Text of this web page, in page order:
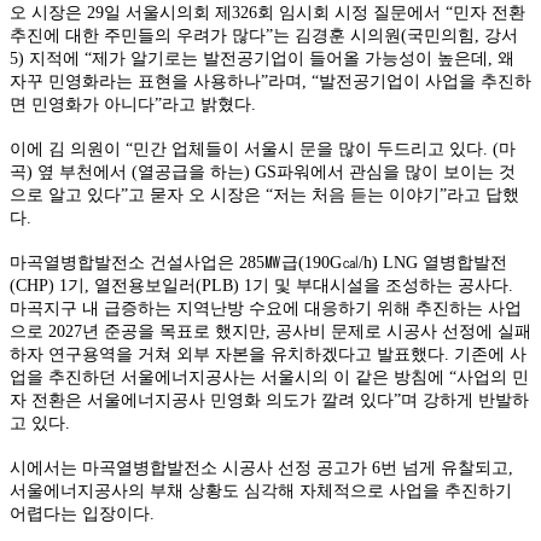
오 시장은 29일 서울시의회 제326회 임시회 시정 질문에서 “민자 전환
추진에 대한 주민들의 우려가 많다”는 김경훈 시의원(국민의힘, 강서
5) 지적에 “제가 알기로는 발전공기업이 들어올 가능성이 높은데, 왜
자꾸 민영화라는 표현을 사용하나”라며, “발전공기업이 사업을 추진하
면 민영화가 아니다”라고 밝혔다.
이에 김 의원이 “민간 업체들이 서울시 문을 많이 두드리고 있다. (마
곡) 옆 부천에서 (열공급을 하는) GS파워에서 관심을 많이 보이는 것
으로 알고 있다”고 묻자 오 시장은 “저는 처음 듣는 이야기”라고 답했
다.
마곡열병합발전소 건설사업은 285㎿급(190G㎈/h) LNG 열병합발전
(CHP) 1기, 열전용보일러(PLB) 1기 및 부대시설을 조성하는 공사다.
마곡지구 내 급증하는 지역난방 수요에 대응하기 위해 추진하는 사업
으로 2027년 준공을 목표로 했지만, 공사비 문제로 시공사 선정에 실패
하자 연구용역을 거쳐 외부 자본을 유치하겠다고 발표했다. 기존에 사
업을 추진하던 서울에너지공사는 서울시의 이 같은 방침에 “사업의 민
자 전환은 서울에너지공사 민영화 의도가 깔려 있다”며 강하게 반발하
고 있다.
시에서는 마곡열병합발전소 시공사 선정 공고가 6번 넘게 유찰되고,
서울에너지공사의 부채 상황도 심각해 자체적으로 사업을 추진하기
어렵다는 입장이다.